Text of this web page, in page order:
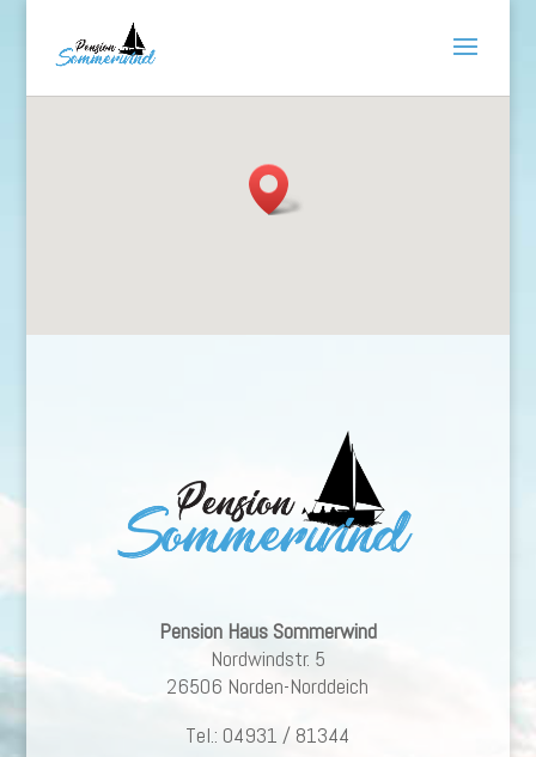
Pension Haus Sommerwind
Nordwindstr. 5
26506 Norden-Norddeich
Tel.: 04931 / 81344